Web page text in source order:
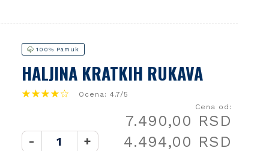
100% Pamuk
HALJINA KRATKIH RUKAVA
Ocena: 4.7/5
- +
Cena od:
7.490,00 RSD
4.494,00 RSD